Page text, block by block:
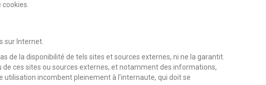
sur Internet.
de la disponibilité de tels sites et sources externes, ni ne la garantit.
ces sites ou sources externes, et notamment des informations,
incombent pleinement à l’internaute, qui doit se